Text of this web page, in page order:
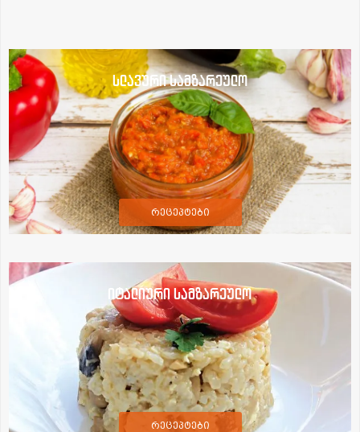
სლავური სამზარეულო
რეცეპტები
იტალიური სამზარეულო
რეცეპტები